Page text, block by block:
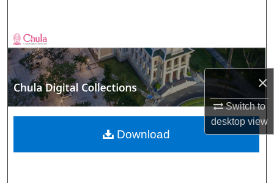
×
Switch to
desktopview
Browse Collections
My Account
About
Digital Commons Network™
Download